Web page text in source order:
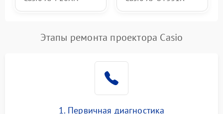
Этапы ремонта проектора Casio
1. Первичная диагностика